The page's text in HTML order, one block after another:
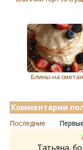
Блины на
Комментарии
Последние
Татьяна,